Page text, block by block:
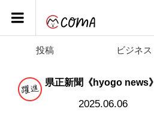
投稿 ビジネス
県正新聞《hyogo news》
2025.06.06